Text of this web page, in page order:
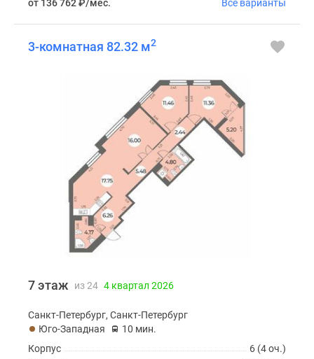
от 136 762₽/мес. Все варианты
3-комнатная 82.32 м2
7 этаж из 24 4 квартал 2026
Санкт-Петербург, Санкт-Петербург
Юго-Западная
10 мин.
6 (4 оч.)
Корпус